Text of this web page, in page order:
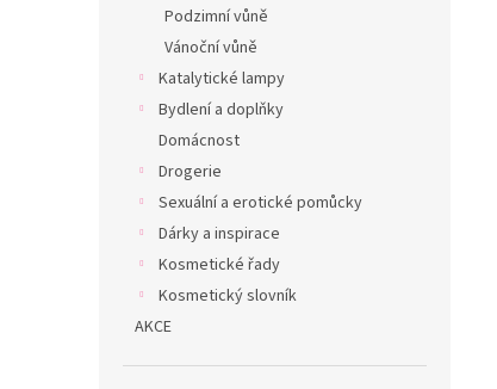
Podzimní vůně
Vánoční vůně
Katalytické lampy
Bydlení a doplňky
Domácnost
Drogerie
Sexuální a erotické pomůcky
Dárky a inspirace
Kosmetické řady
Kosmetický slovník
AKCE